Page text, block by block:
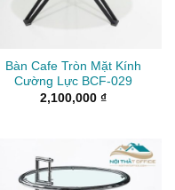
Bàn Cafe Tròn Mặt Kính
Cường Lực BCF-029
2,100,000 ₫